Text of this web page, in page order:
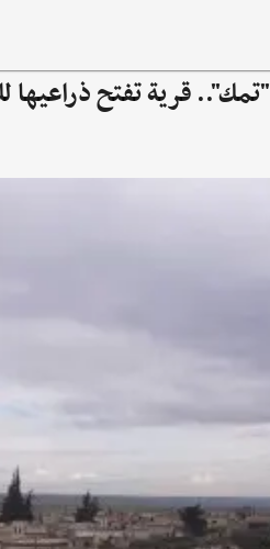
"تمك".. قرية تفتح ذراعيها